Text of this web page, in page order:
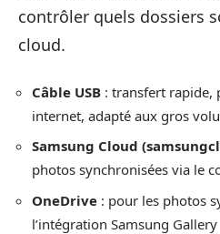
contrôler quels dossiers
cloud.
Câble USB : transfert rapide,
internet, adapté aux gros
Samsung Cloud
photos synchronisées via le
OneDrive : pour les photos
l’intégration Samsung Gallery